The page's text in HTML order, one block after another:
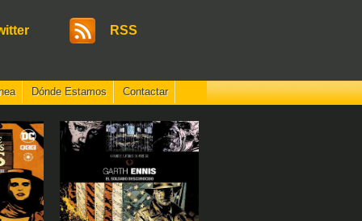
RSS
Dónde Estamos Contactar